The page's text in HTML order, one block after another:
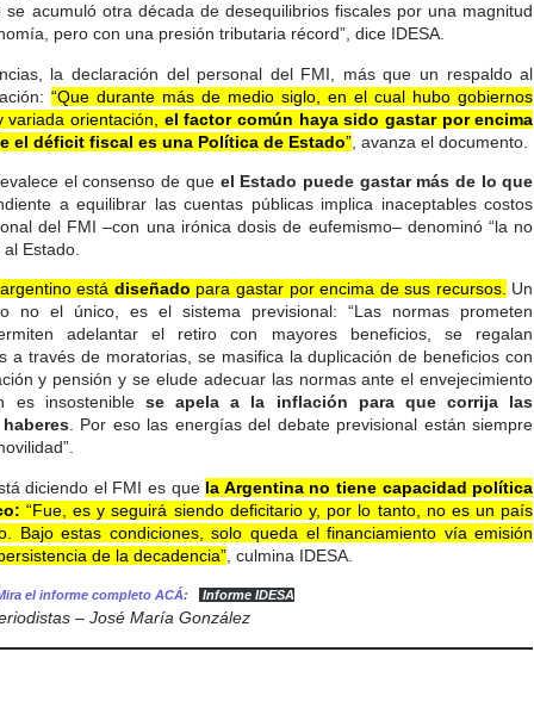
acumuló otra década de desequilibrios fiscales por una magnitud
pero con una presión tributaria récord”, dice IDESA.
la declaración del personal del FMI, más que un respaldo al
“Que durante más de medio siglo, en el cual hubo gobiernos
orientación, el factor común haya sido gastar por encima
el déficit fiscal es una Política de Estado” , avanza el documento.
el consenso de que el Estado puede gastar más de lo que
a equilibrar las cuentas públicas implica inaceptables costos
del FMI –con una irónica dosis de eufemismo– denominó “la no
Estado.
está diseñado para gastar por encima de sus recursos. Un
no el único, es el sistema previsional: “Las normas prometen
adelantar el retiro con mayores beneficios, se regalan
a través de moratorias, se masifica la duplicación de beneficios con
y pensión y se elude adecuar las normas ante el envejecimiento
es insostenible se apela a la inflación para que corrija las
. Por eso las energías del debate previsional están siempre
diciendo el FMI es que la Argentina no tiene capacidad política
“Fue, es y seguirá siendo deficitario y, por lo tanto, no es un país
Bajo estas condiciones, solo queda el financiamiento vía emisión
de la decadencia” , culmina IDESA.
el informe completo ACÁ: Informe IDESA
– José María González